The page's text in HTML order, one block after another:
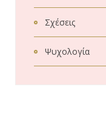
Σχέσεις
Ψυχολογία